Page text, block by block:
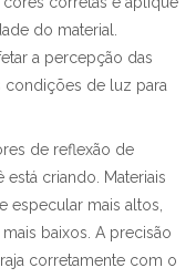
do material.
a percepção das
condições de luz para
de reflexão de
criando. Materiais
especular mais altos,
baixos. A precisão
corretamente com o